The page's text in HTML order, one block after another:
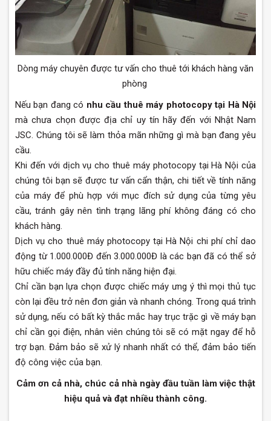
Dòng máy chuyên được tư vấn cho thuê tới khách hàng văn
phòng
Nếu bạn đang có nhu cầu thuê máy photocopy tại Hà Nội
mà chưa chọn được địa chỉ uy tín hãy đến với Nhật Nam
JSC. Chúng tôi sẽ làm thỏa mãn những gì mà bạn đang yêu
cầu.
Khi đến với dịch vụ cho thuê máy photocopy tại Hà Nội của
chúng tôi bạn sẽ được tư vấn cẩn thận, chi tiết về tính năng
của máy để phù hợp với mục đích sử dụng của từng yêu
cầu, tránh gây nên tình trạng lãng phí không đáng có cho
khách hàng.
Dịch vụ cho thuê máy photocopy tại Hà Nội chi phí chỉ dao
động từ 1.000.000Đ đến 3.000.000Đ là các bạn đã có thể sở
hữu chiếc máy đầy đủ tính năng hiện đại.
Chỉ cần bạn lựa chọn được chiếc máy ưng ý thì mọi thủ tục
còn lại đều trở nên đơn giản và nhanh chóng. Trong quá trình
sử dụng, nếu có bất kỳ thắc mắc hay trục trặc gì về máy bạn
chỉ cần gọi điện, nhân viên chúng tôi sẽ có mặt ngay để hỗ
trợ bạn. Đảm bảo sẽ xử lý nhanh nhất có thể, đảm bảo tiến
độ công việc của bạn.
Cảm ơn cả nhà, chúc cả nhà ngày đầu tuần làm việc thật
hiệu quả và đạt nhiều thành công.